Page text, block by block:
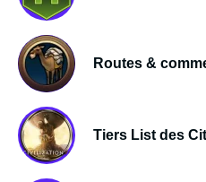
Routes &
Tiers List des